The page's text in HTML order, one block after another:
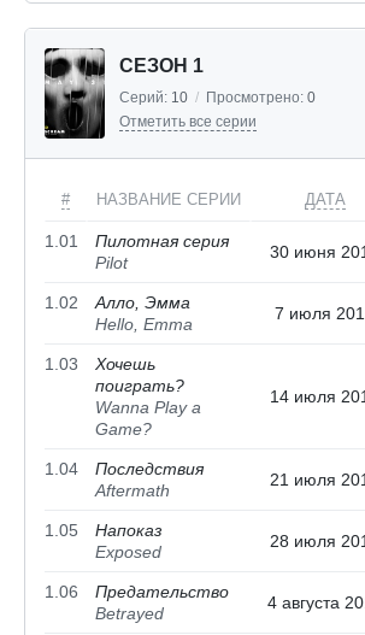
СЕЗОН 1
Серий: 10 / Просмотрено: 0
Отметить все серии
# НАЗВАНИЕ СЕРИИ ДАТА
1.01
Пилотная серия
Pilot
30 июня
1.02
Алло, Эмма
Hello, Emma
7 июля
1.03
Хочешь
поиграть?
Wanna Play a
Game?
14 июля
1.04
Последствия
Aftermath
21 июля
1.05
Напоказ
Exposed
28 июля
1.06
Предательство
Betrayed
4 августа